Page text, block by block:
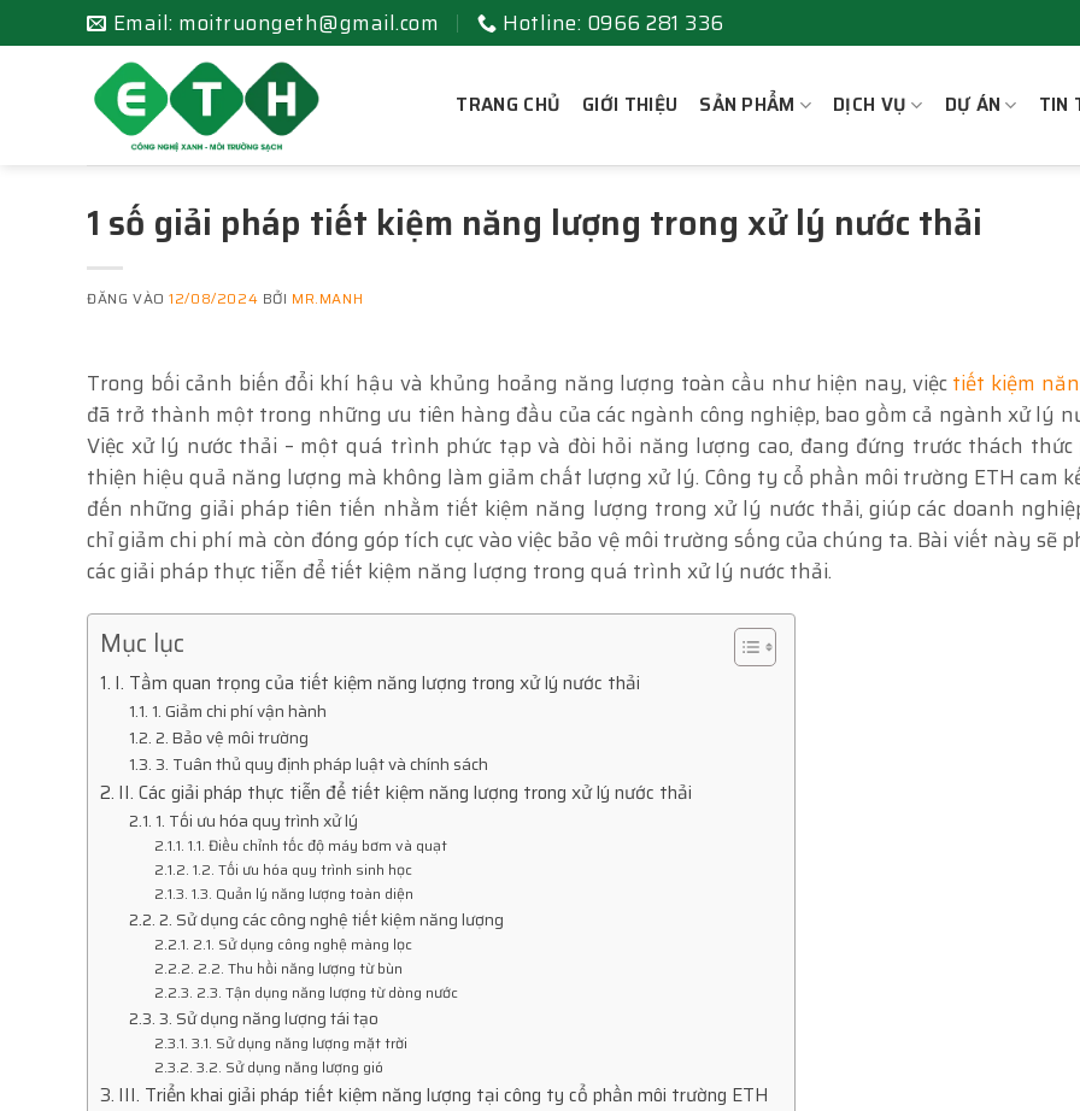
qua
Email: moitruongeth@gmail.com Hotline: 0966 281 336
TRANG CHỦ GIỚI THIỆU SẢN PHẨM DỊCH VỤ DỰ ÁN TIN
1 số giải pháp tiết kiệm năng lượng trong xử lý nước thải
ĐĂNG VÀO12/08/2024 BỞI MR.MANH
Trong bối cảnh biến đổi khí hậu và khủng hoảng năng lượng toàn cầu như hiện nay, việctiết kiệm
đã trở thành một trong những ưu tiên hàng đầu của các ngành công nghiệp, bao gồm cả ngành xử lý
Việc xử lý nước thải – một quá trình phức tạp và đòi hỏi năng lượng cao, đang đứng trước thách thức
thiện hiệu quả năng lượng mà không làm giảm chất lượng xử lý. Công ty cổ phần môi trường ETH cam
đến những giải pháp tiên tiến nhằm tiết kiệm năng lượng trong xử lý nước thải, giúp các doanh
chỉ giảm chi phí mà còn đóng góp tích cực vào việc bảo vệ môi trường sống của chúng ta. Bài viết này sẽ
các giải pháp thực tiễn để tiết kiệm năng lượng trong quá trình xử lý nước thải.
Mục lục
I. Tầm quan trọng của tiết kiệm năng lượng trong xử lý nước thải
1. Giảm chi phí vận hành
2. Bảo vệ môi trường
3. Tuân thủ quy định pháp luật và chính sách
II. Các giải pháp thực tiễn để tiết kiệm năng lượng trong xử lý nước thải
1. Tối ưu hóa quy trình xử lý
1.1. Điều chỉnh tốc độ máy bơm và quạt
1.2. Tối ưu hóa quy trình sinh học
1.3. Quản lý năng lượng toàn diện
2. Sử dụng các công nghệ tiết kiệm năng lượng
2.1. Sử dụng công nghệ màng lọc
2.2. Thu hồi năng lượng từ bùn
2.3. Tận dụng năng lượng từ dòng nước
3. Sử dụng năng lượng tái tạo
3.1. Sử dụng năng lượng mặt trời
3.2. Sử dụng năng lượng gió
III. Triển khai giải pháp tiết kiệm năng lượng tại công ty cổ phần môi trường ETH